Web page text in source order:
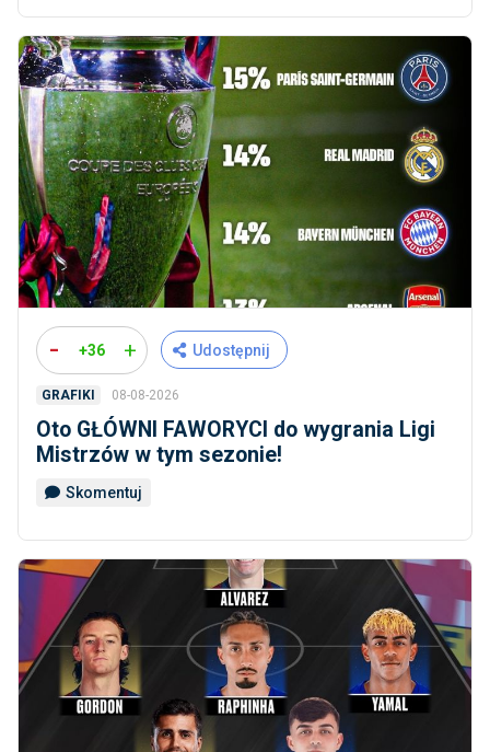
- +36 + Udostępnij
GRAFIKI 08-08-2026
Oto GŁÓWNI FAWORYCI do wygrania Ligi
Mistrzów w tym sezonie!
Skomentuj